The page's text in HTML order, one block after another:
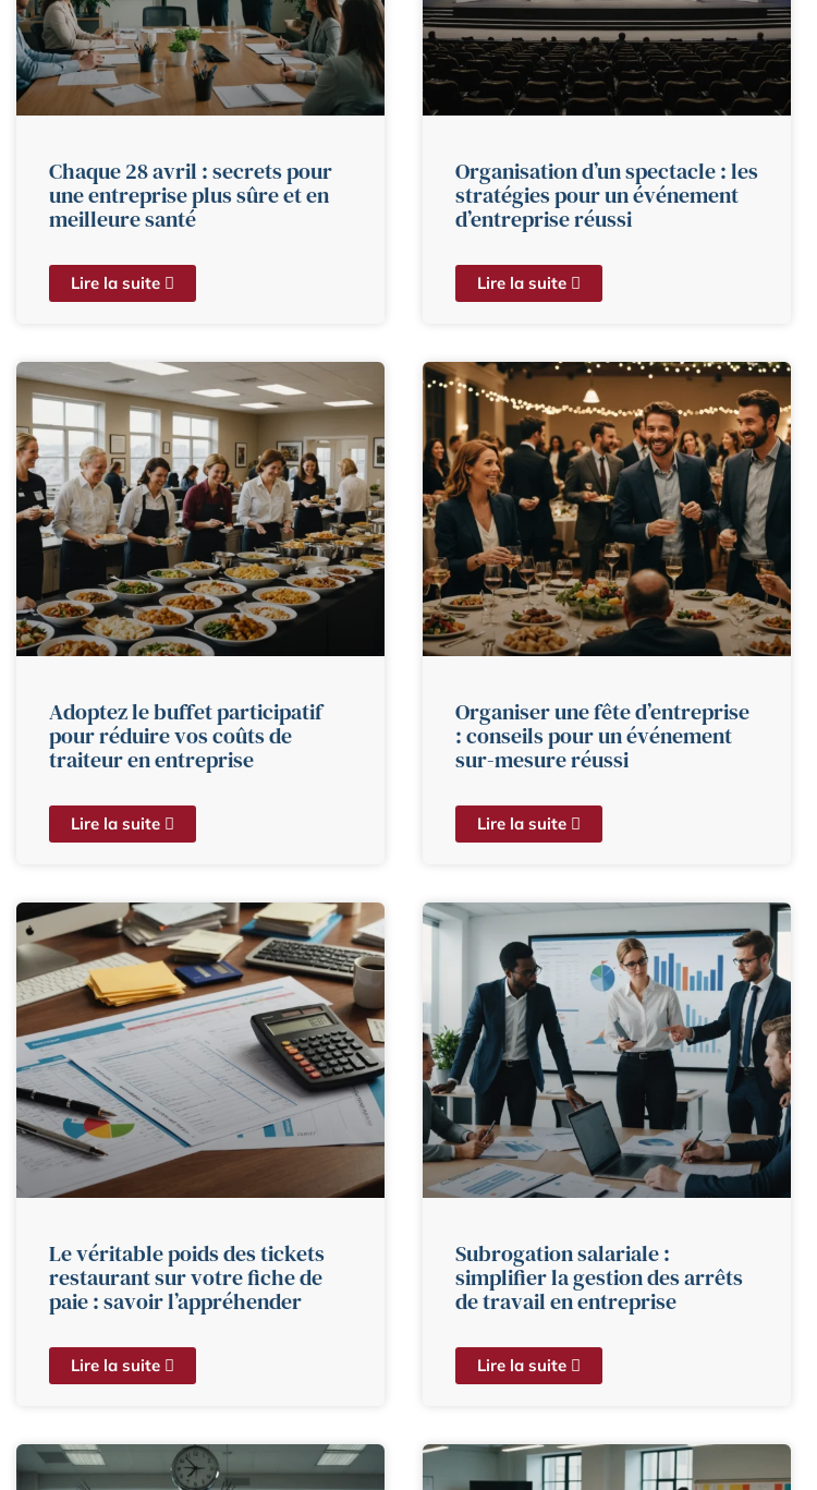
Chaque 28 avril : secrets pour
une entreprise plus sûre et en
meilleure santé
Lire la suite
Organisation d’un spectacle : les
stratégies pour un événement
d’entreprise réussi
Lire la suite
Adoptez le buffet participatif
pour réduire vos coûts de
traiteur en entreprise
Lire la suite
Organiser une fête d’entreprise
: conseils pour un événement
sur-mesure réussi
Lire la suite
Le véritable poids des tickets
restaurant sur votre fiche de
paie : savoir l’appréhender
Lire la suite
Subrogation salariale :
simplifier la gestion des arrêts
de travail en entreprise
Lire la suite